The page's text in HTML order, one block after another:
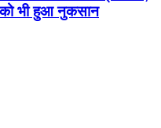
भी हुआ नुकसान